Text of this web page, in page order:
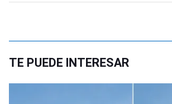
TE PUEDE INTERESAR